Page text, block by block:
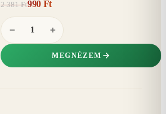
2 381 Ft990 Ft
− +
MEGNÉZEM